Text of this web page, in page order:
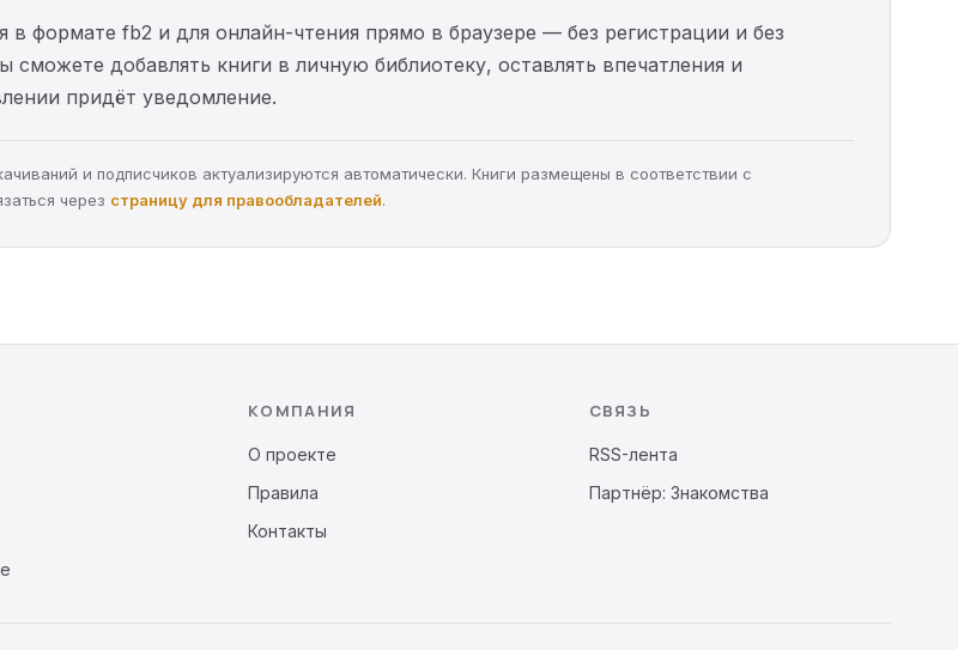
в формате fb2 и для онлайн-чтения прямо в браузере — без регистрации и без
добавлять книги в личную библиотеку, оставлять впечатления и
придёт уведомление.
и подписчиков актуализируются автоматически. Книги размещены в соответствии с
через страницу для правообладателей.
КОМПАНИЯ
О проекте
Правила
Контакты
СВЯЗЬ
RSS-лента
Партнёр: Знакомства